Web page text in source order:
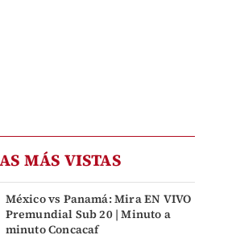
MÁS VISTAS
México vs Panamá: Mira EN VIVO
Premundial Sub 20 | Minuto a
minuto Concacaf